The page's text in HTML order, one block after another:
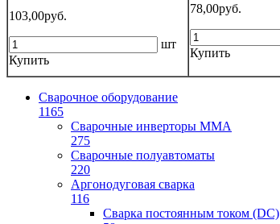
103,00руб.
шт
Купить
78,00руб.
Купить
Сварочное оборудование
1165
Сварочные инверторы ММА
275
Сварочные полуавтоматы
220
Аргонодуговая сварка
116
Сварка постоянным током (DC)